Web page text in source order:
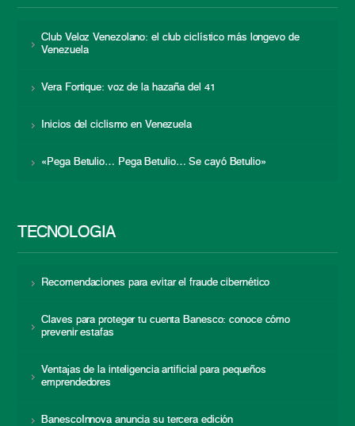
Club Veloz Venezolano: el club ciclístico más longevo de
Venezuela
Vera Fortique: voz de la hazaña del 41
Inicios del ciclismo en Venezuela
«Pega Betulio… Pega Betulio… Se cayó Betulio»
TECNOLOGÍA
Recomendaciones para evitar el fraude cibernético
Claves para proteger tu cuenta Banesco: conoce cómo
prevenir estafas
Ventajas de la inteligencia artificial para pequeños
emprendedores
BanescoInnova anuncia su tercera edición